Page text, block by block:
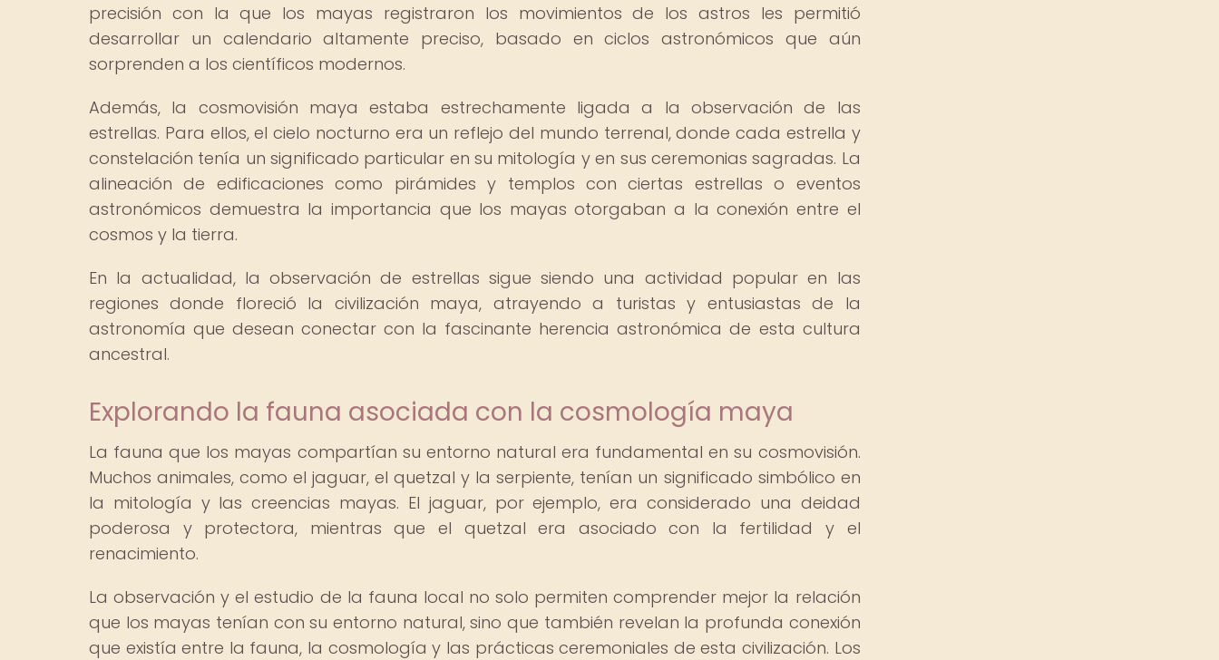
precisión con la que los mayas registraron los movimientos de los astros les permitió
desarrollar un calendario altamente preciso, basado en ciclos astronómicos que aún
sorprenden a los científicos modernos.
Además, la cosmovisión maya estaba estrechamente ligada a la observación de las
estrellas. Para ellos, el cielo nocturno era un reflejo del mundo terrenal, donde cada estrella y
constelación tenía un significado particular en su mitología y en sus ceremonias sagradas. La
alineación de edificaciones como pirámides y templos con ciertas estrellas o eventos
astronómicos demuestra la importancia que los mayas otorgaban a la conexión entre el
cosmos y la tierra.
En la actualidad, la observación de estrellas sigue siendo una actividad popular en las
regiones donde floreció la civilización maya, atrayendo a turistas y entusiastas de la
astronomía que desean conectar con la fascinante herencia astronómica de esta cultura
ancestral.
Explorando la fauna asociada con la cosmología maya
La fauna que los mayas compartían su entorno natural era fundamental en su cosmovisión.
Muchos animales, como el jaguar, el quetzal y la serpiente, tenían un significado simbólico en
la mitología y las creencias mayas. El jaguar, por ejemplo, era considerado una deidad
poderosa y protectora, mientras que el quetzal era asociado con la fertilidad y el
renacimiento.
La observación y el estudio de la fauna local no solo permiten comprender mejor la relación
que los mayas tenían con su entorno natural, sino que también revelan la profunda conexión
que existía entre la fauna, la cosmología y las prácticas ceremoniales de esta civilización. Los